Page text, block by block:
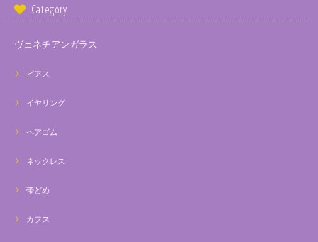
Category
ヴェネチアンガラス
ピアス
イヤリング
ヘアゴム
ネックレス
帯どめ
カフス